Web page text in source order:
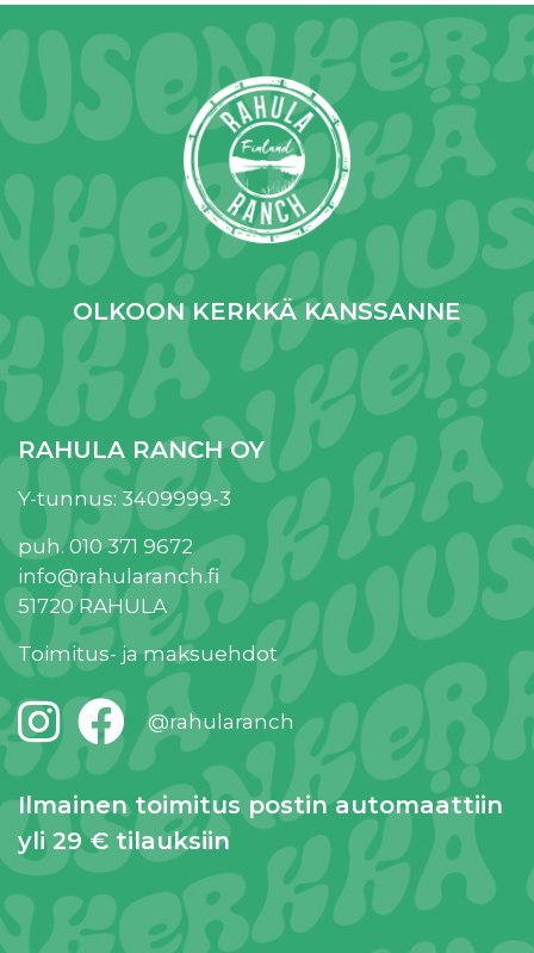
OLKOON KERKKÄ KANSSANNE
RAHULA RANCH OY
Y-tunnus: 3409999-3
puh. 010 371 9672
info@rahularanch.fi
51720 RAHULA
Toimitus- ja maksuehdot
@rahularanch
Ilmainen toimitus postin automaattiin
yli 29 € tilauksiin